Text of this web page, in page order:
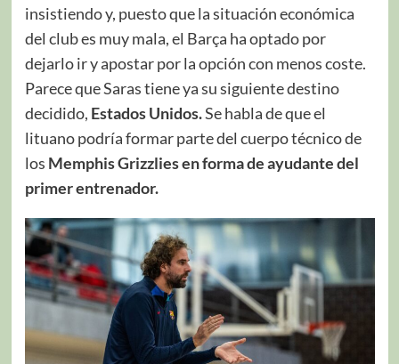
insistiendo y, puesto que la situación económica
del club es muy mala, el Barça ha optado por
dejarlo ir y apostar por la opción con menos coste.
Parece que Saras tiene ya su siguiente destino
decidido, Estados Unidos.Se habla de que el
lituano podría formar parte del cuerpo técnico de
los Memphis Grizzlies en forma de ayudante del
primer entrenador.